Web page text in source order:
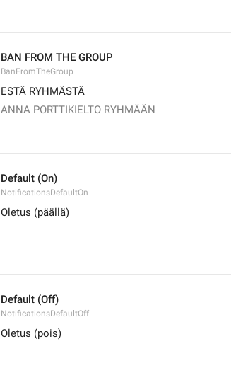
BAN FROM THE GROUP
BanFromTheGroup
ESTÄ RYHMÄSTÄ
ANNA PORTTIKIELTO RYHMÄÄN
Default (On)
NotificationsDefaultOn
Oletus (päällä)
Default (Off)
NotificationsDefaultOff
Oletus (pois)